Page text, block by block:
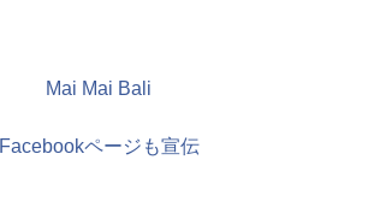
Mai Mai Bali
Facebookページも宣伝